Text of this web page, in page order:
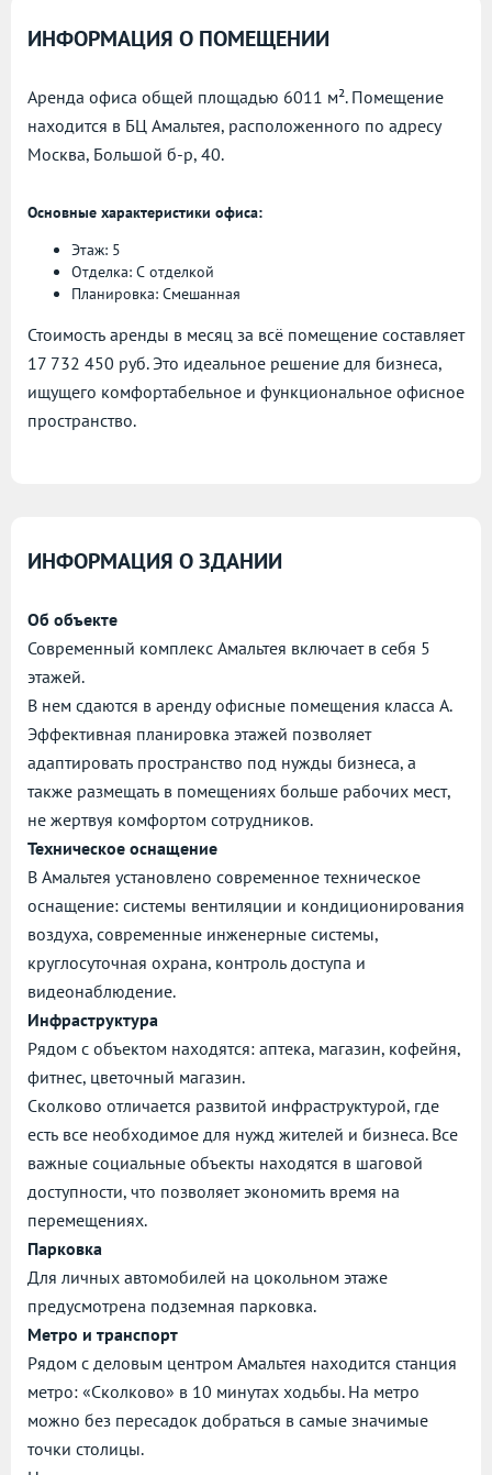
ИНФОРМАЦИЯ О ПОМЕЩЕНИИ
Аренда офиса общей площадью 6011 м². Помещение
находится в БЦ Амальтея, расположенного по адресу
Москва, Большой б-р, 40.
Основные характеристики офиса:
Этаж: 5
Отделка: С отделкой
Планировка: Смешанная
Стоимость аренды в месяц за всё помещение составляет
17 732 450 руб. Это идеальное решение для бизнеса,
ищущего комфортабельное и функциональное офисное
пространство.
ИНФОРМАЦИЯ О ЗДАНИИ
Об объекте
Современный комплекс Амальтея включает в себя 5
этажей.
В нем сдаются в аренду офисные помещения класса А.
Эффективная планировка этажей позволяет
адаптировать пространство под нужды бизнеса, а
также размещать в помещениях больше рабочих мест,
не жертвуя комфортом сотрудников.
Техническое оснащение
В Амальтея установлено современное техническое
оснащение: системы вентиляции и кондиционирования
воздуха, современные инженерные системы,
круглосуточная охрана, контроль доступа и
видеонаблюдение.
Инфраструктура
Рядом с объектом находятся: аптека, магазин, кофейня,
фитнес, цветочный магазин.
Сколково отличается развитой инфраструктурой, где
есть все необходимое для нужд жителей и бизнеса. Все
важные социальные объекты находятся в шаговой
доступности, что позволяет экономить время на
перемещениях.
Парковка
Для личных автомобилей на цокольном этаже
предусмотрена подземная парковка.
Метро и транспорт
Рядом с деловым центром Амальтея находится станция
метро: «Сколково» в 10 минутах ходьбы. На метро
можно без пересадок добраться в самые значимые
точки столицы.